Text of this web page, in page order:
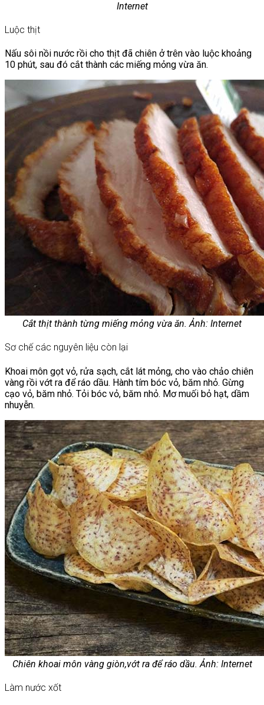
Internet
Luộc thịt
Nấu sôi nồi nước rồi cho thịt đã chiên ở trên vào luộc khoảng
10 phút, sau đó cắt thành các miếng mỏng vừa ăn.
Cắt thịt thành từng miếng mỏng vừa ăn. Ảnh: Internet
Sơ chế các nguyên liệu còn lại
Khoai môn gọt vỏ, rửa sạch, cắt lát mỏng, cho vào chảo chiên
vàng rồi vớt ra để ráo dầu. Hành tím bóc vỏ, băm nhỏ. Gừng
cạo vỏ, băm nhỏ. Tỏi bóc vỏ, băm nhỏ. Mơ muối bỏ hạt, dầm
nhuyễn.
Chiên khoai môn vàng giòn,vớt ra để ráo dầu. Ảnh: Internet
Làm nước xốt